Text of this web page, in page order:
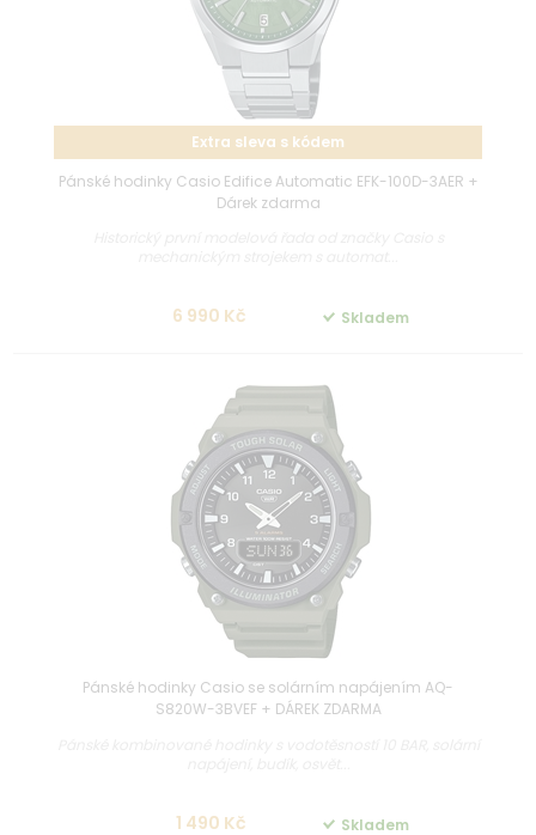
Extra sleva s kódem
Pánské hodinky Casio Edifice Automatic EFK-100D-3AER +
Dárek zdarma
6 990 Kč Skladem
Pánské hodinky Casio se solárním napájením AQ-
S820W-3BVEF + DÁREK ZDARMA
1 490 Kč Skladem